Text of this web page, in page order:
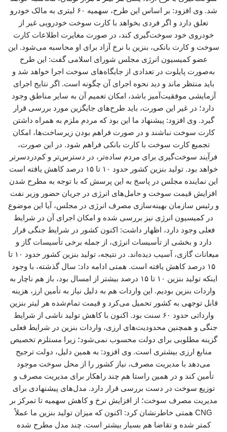
شد. وی افزود: بر اساس این طرح، سهمیه ۶۰ لیتری به مالک خودرو
تعلق دارد و اگر فردی بخواهد با کارت سوخت خودرویی غیر از
خودروی خود سوخت‌گیری کند، در صورت مغایرت اطلاعات کارت
سوخت و کارت بانکی، بنزین با نرخ آزاد برای او محاسبه می‌شود. این
عضو کمیسیون انرژی مجلس شورای اسلامی گفت: این طرح
به‌صورت پایلوت در تعدادی از جایگاه‌های سوخت اجرا خواهد شد و
باید منتظر ماند و دید نحوه اجرای آن چگونه است. اگر نتایج اجرای
آزمایشی موفقیت‌آمیز باشد، امکان تعمیم آن به سایر مناطق وجود
دارد؛ در غیر این صورت، باید طرح‌های جایگزین مورد بررسی قرار
گیرد. وی افزود: پیشنهاد ما این بود که مردم ملزم به همراه داشتن
کارت سوخت نباشند و در صورت فراهم بودن زیرساخت‌ها، امکان
تجمیع کارت سوخت با کارت بانکی فراهم شود. در این صورت،
فرآیند سوخت‌گیری برای مردم ساده‌تر، در دسترس‌تر و کم‌دردسرتر
خواهد بود. تولید بنزین کشور حدود ۱۰ تا ۱۵ درصد کاهش یافته است
این نماینده مجلس در پاسخ به این پرسش که با توجه به مطرح شدن
افزایش قیمت سوخت و حامل‌های انرژی در جریان حضور وزیر نفت
و رئیس سازمان بهینه‌سازی مصرف انرژی در مجلس، آیا این موضوع
در کمیسیون انرژی نیز بررسی شده و امکان اجرای آن در شرایط
فعلی وجود دارد، اظهار داشت: اکنون کشور در شرایط جنگی قرار
دارد و بخشی از تأسیسات انرژی، از جمله برخی تأسیسات گاز و
میعانات گازی، آسیب دیده‌اند. در نتیجه، تولید بنزین کشور حدود ۱۰ تا
۱۵ درصد کاهش یافته است. همتی ادامه داد: سال گذشته، با وجود
اینکه تولید بنزین ۱۰ تا ۱۵ درصد بیشتر از امسال بود، باز هم ناچار به
واردات بنزین بودیم. این واردات هم به دلیل نیاز به تأمین ارز، هزینه
قابل توجهی به کشور تحمیل می‌کرد و قیمت تمام‌شده هر لیتر بنزین
وارداتی حدود ۶۰ سنت بود. اکنون با کاهش تولید ناشی از شرایط
جنگی و همچنین محدودیت‌های ارزی، واردات بنزین در شرایط فعلی
گزینه مطلوبی برای دولت محسوب نمی‌شود؛ زیرا مستلزم تخصیص
منابع ارزی بیشتری است. وی افزود: به همین دلیل، دولت ترجیح
می‌دهد با مدیریت مصرف، نیاز کشور را از محل سوخت موجود
تأمین کند و در همین راستا هم چند راهکار برای مدیریت مصرف و
توزیع سوخت در دست بررسی قرار دارد. مدل‌های پیشنهادی برای
مدیریت مصرف سوخت؛ از افزایش نرخ و کاهش سهمیه تا تمرکز بر
CNG همتی خاطرنشان کرد: اکنون که میزان تولید بنزین ما عملاً
کمتر شده و تقاضا هم بسیار بیشتر است. چند مدل مطرح شده